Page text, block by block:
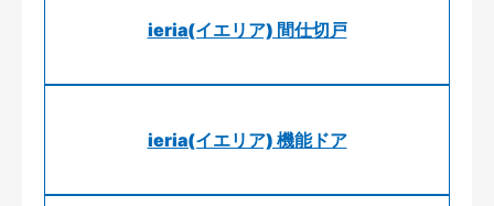
ieria(イエリア) 間仕切戸
ieria(イエリア) 機能ドア